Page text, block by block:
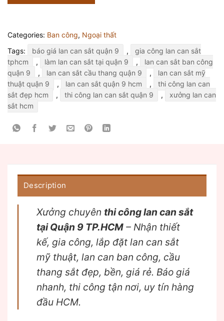
Categories: Ban công, Ngoại thất
Tags:
báo giá lan can sắt quận 9 ,
gia công lan can sắt
tphcm
, làm lan can sắt tại quận 9 ,
lan can sắt ban công
quận 9
, lan can sắt cầu thang quận 9 ,
lan can sắt mỹ
thuật quận 9
, lan can sắt quận 9 hcm ,
thi công lan can
sắt đẹp hcm
, thi công lan can sắt quận 9 ,
xưởng lan can
sắt hcm
Description
Xưởng chuyên thi công lan can sắt
tại Quận 9 TP.HCM – Nhận thiết
kế, gia công, lắp đặt lan can sắt
mỹ thuật, lan can ban công, cầu
thang sắt đẹp, bền, giá rẻ. Báo giá
nhanh, thi công tận nơi, uy tín hàng
đầu HCM.